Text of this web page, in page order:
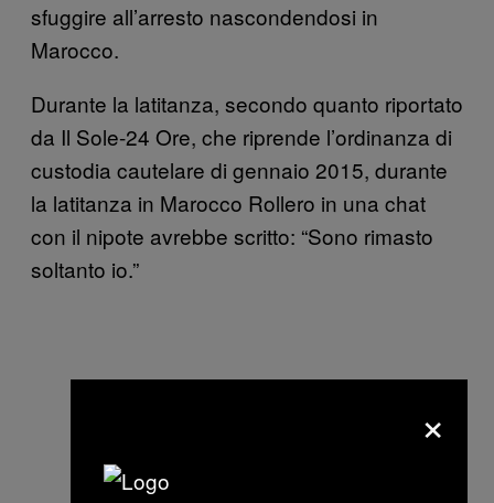
sfuggire all’arresto nascondendosi in
Marocco.
Durante la latitanza, secondo quanto riportato
da Il Sole-24 Ore, che riprende l’ordinanza di
custodia cautelare di gennaio 2015, durante
la latitanza in Marocco Rollero in una chat
con il nipote avrebbe scritto: “Sono rimasto
soltanto io.”
×